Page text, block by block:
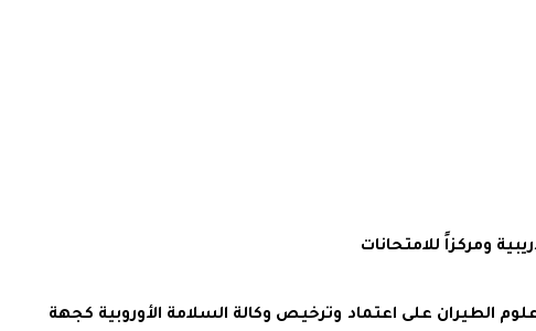
الطيران على اعتماد وترخيص وكالة السلامة الأوروبية كجهة